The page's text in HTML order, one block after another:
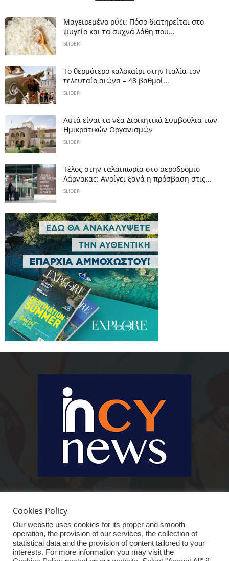
Μαγειρεμένο ρύζι: Πόσο διατηρείται στο
ψυγείο και τα συχνά λάθη που...
SLIDER
Το θερμότερο καλοκαίρι στην Ιταλία τον
τελευταίο αιώνα – 48 βαθμοί...
SLIDER
Αυτά είναι τα νέα Διοικητικά Συμβούλια των
Ημικρατικών Οργανισμών
SLIDER
Tέλος στην ταλαιπωρία στο αεροδρόμιο
Λάρνακας: Ανοίγει ξανά η πρόσβαση στις...
SLIDER
είστε πραγματικά in cynews στην επικαιρότητα.
Cookies Policy
Our website uses cookies for its proper and smooth
operation, the provision of our services, the collection of
statistical data and the provision of content tailored to your
interests. For more information you may visit the